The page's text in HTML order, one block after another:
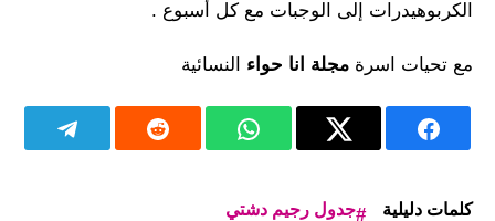
الكربوهيدرات إلى الوجبات مع كل أسبوع .
مع تحيات اسرة مجلة انا حواء النسائية
كلمات دليلية
جدول رجيم دشتي